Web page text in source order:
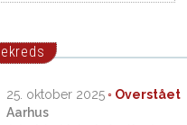
25. oktober 2025
Aarhus